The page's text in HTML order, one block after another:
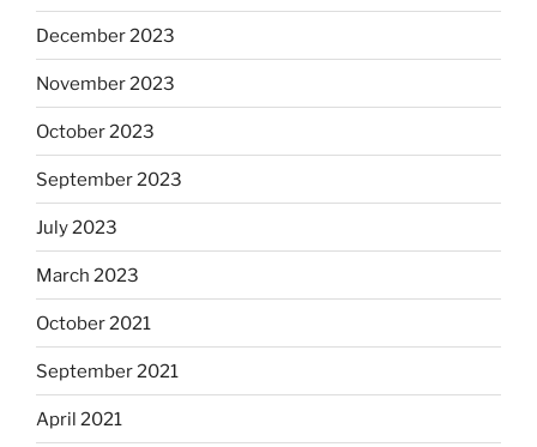
December 2023
November 2023
October 2023
September 2023
July 2023
March 2023
October 2021
September 2021
April 2021